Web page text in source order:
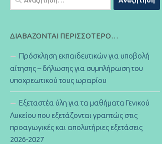
για:
ΔΙΑΒΆΖΟΝΤΑΙ ΠΕΡΙΣΣΌΤΕΡΟ…
Πρόσκληση εκπαιδευτικών για υποβολή
αίτησης – δήλωσης για συμπλήρωση του
υποχρεωτικού τους ωραρίου
Εξεταστέα ύλη για τα μαθήματα Γενικού
Λυκείου που εξετάζονται γραπτώς στις
προαγωγικές και απολυτήριες εξετάσεις
2026-2027